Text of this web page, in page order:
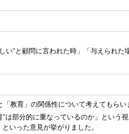
”と顧問に言われた時」「与えられた
教育」の関係性について考えてもらい
”は部分的に重なっているのか」という
いった意見が挙がりました。